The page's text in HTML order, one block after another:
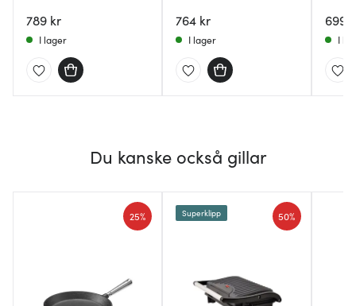
789 kr
I lager
764 kr
I lager
699
I
Du kanske också gillar
25% 50%
Superklipp